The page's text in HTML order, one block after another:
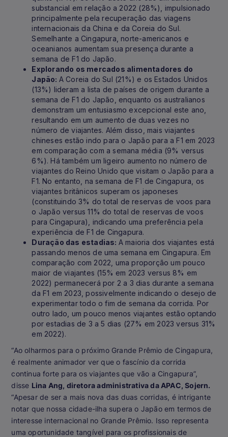
substancial em relação a 2022 (28%), impulsionado
principalmente pela recuperação das viagens
internacionais da China e da Coreia do Sul.
Semelhante a Cingapura, norte-americanos e
oceanianos aumentam sua presença durante a
semana de F1 do Japão.
Explorando os mercados alimentadores do
Japão: A Coreia do Sul (21%) e os Estados Unidos
(13%) lideram a lista de países de origem durante a
semana de F1 do Japão, enquanto os australianos
demonstram um entusiasmo excepcional este ano,
resultando em um aumento de duas vezes no
número de viajantes. Além disso, mais viajantes
chineses estão indo para o Japão para a F1 em 2023
em comparação com a semana média (9% versus
6%). Há também um ligeiro aumento no número de
viajantes do Reino Unido que visitam o Japão para a
F1. No entanto, na semana de F1 de Cingapura, os
viajantes britânicos superam os japoneses
(constituindo 3% do total de reservas de voos para
o Japão versus 11% do total de reservas de voos
para Cingapura), indicando uma preferência pela
experiência de F1 de Cingapura.
Duração das estadias: A maioria dos viajantes está
passando menos de uma semana em Cingapura. Em
comparação com 2022, uma proporção um pouco
maior de viajantes (15% em 2023 versus 8% em
2022) permanecerá por 2 a 3 dias durante a semana
da F1 em 2023, possivelmente indicando o desejo de
experimentar todo o fim de semana da corrida. Por
outro lado, um pouco menos viajantes estão optando
por estadias de 3 a 5 dias (27% em 2023 versus 31%
em 2022).
“Ao olharmos para o próximo Grande Prêmio de Cingapura,
é realmente animador ver que o fascínio da corrida
continua forte para os viajantes que vão a Cingapura”,
disse Lina Ang, diretora administrativa da APAC, Sojern.
“Apesar de ser a mais nova das duas corridas, é intrigante
notar que nossa cidade-ilha supera o Japão em termos de
interesse internacional no Grande Prêmio. Isso representa
uma oportunidade tangível para os profissionais de